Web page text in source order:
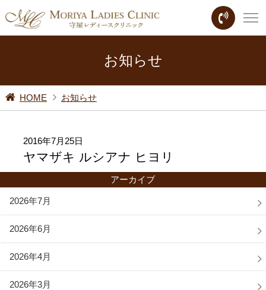
お知らせ
HOME お知らせ
2016年7月25日
ヤマザキ ルシアナ ヒヨリ
アーカイブ
2026年7月
2026年6月
2026年4月
2026年3月